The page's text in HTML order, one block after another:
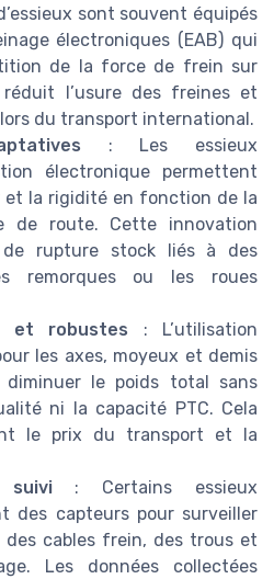
sont souvent équipés
électroniques (EAB) qui
de la force de frein sur
l’usure des freines et
du transport international.
: Les essieux
électronique permettent
et la rigidité en fonction de la
de route. Cette innovation
rupture stock liés à des
remorques ou les roues
et robustes : L’utilisation
les axes, moyeux et demis
diminuer le poids total sans
ni la capacité PTC. Cela
le prix du transport et la
: Certains essieux
des capteurs pour surveiller
des cables frein, des trous et
Les données collectées